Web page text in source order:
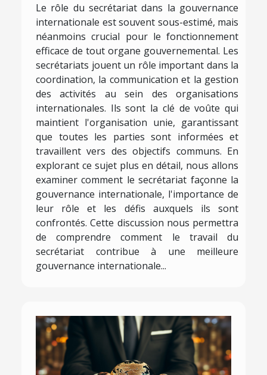
Le rôle du secrétariat dans la gouvernance
internationale est souvent sous-estimé, mais
néanmoins crucial pour le fonctionnement
efficace de tout organe gouvernemental. Les
secrétariats jouent un rôle important dans la
coordination, la communication et la gestion
des activités au sein des organisations
internationales. Ils sont la clé de voûte qui
maintient l'organisation unie, garantissant
que toutes les parties sont informées et
travaillent vers des objectifs communs. En
explorant ce sujet plus en détail, nous allons
examiner comment le secrétariat façonne la
gouvernance internationale, l'importance de
leur rôle et les défis auxquels ils sont
confrontés. Cette discussion nous permettra
de comprendre comment le travail du
secrétariat contribue à une meilleure
gouvernance internationale...